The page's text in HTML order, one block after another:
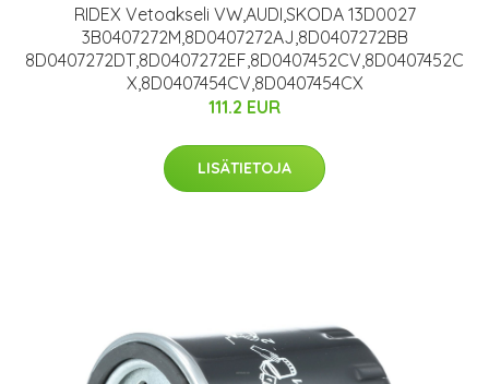
RIDEX Vetoakseli VW,AUDI,SKODA 13D0027
3B0407272M,8D0407272AJ,8D0407272BB
8D0407272DT,8D0407272EF,8D0407452CV,8D0407452C
X,8D0407454CV,8D0407454CX
111.2 EUR
LISÄTIETOJA